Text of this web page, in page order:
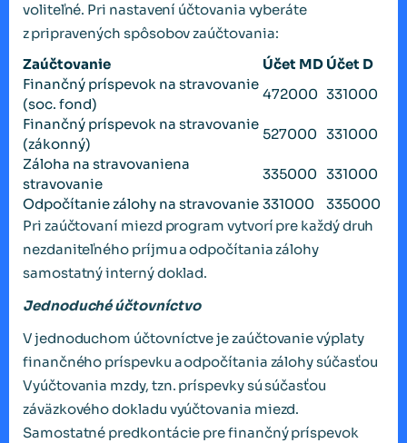
voliteľné. Pri nastavení účtovania vyberáte
z pripravených spôsobov zaúčtovania:
Zaúčtovanie
Účet MD Účet D
Finančný príspevok na stravovanie
(soc. fond)
472000 331000
Finančný príspevok na stravovanie
(zákonný)
527000 331000
Záloha na stravovaniena
stravovanie
335000 331000
Odpočítanie zálohy na stravovanie 331000
335000
Pri zaúčtovaní miezd program vytvorí pre každý druh
nezdaniteľného príjmu a odpočítania zálohy
samostatný interný doklad.
Jednoduché účtovníctvo
V jednoduchom účtovníctve je zaúčtovanie výplaty
finančného príspevku a odpočítania zálohy súčasťou
Vyúčtovania mzdy, tzn. príspevky sú súčasťou
záväzkového dokladu vyúčtovania miezd.
Samostatné predkontácie pre finančný príspevok